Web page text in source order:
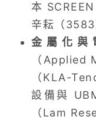
本
辛耘（3583
金屬化與
（Applied
（KLA-
設備與
（Lam